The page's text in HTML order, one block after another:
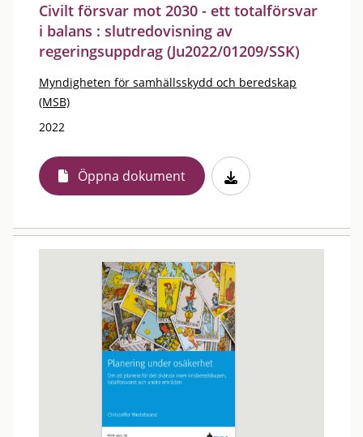
Civilt försvar mot 2030 - ett totalförsvar
i balans : slutredovisning av
regeringsuppdrag (Ju2022/01209/SSK)
Myndigheten för samhällsskydd och beredskap
(MSB)
2022
Öppna dokument